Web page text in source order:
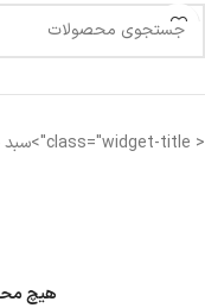
< class="widget-title">سبد خرید
هیچ